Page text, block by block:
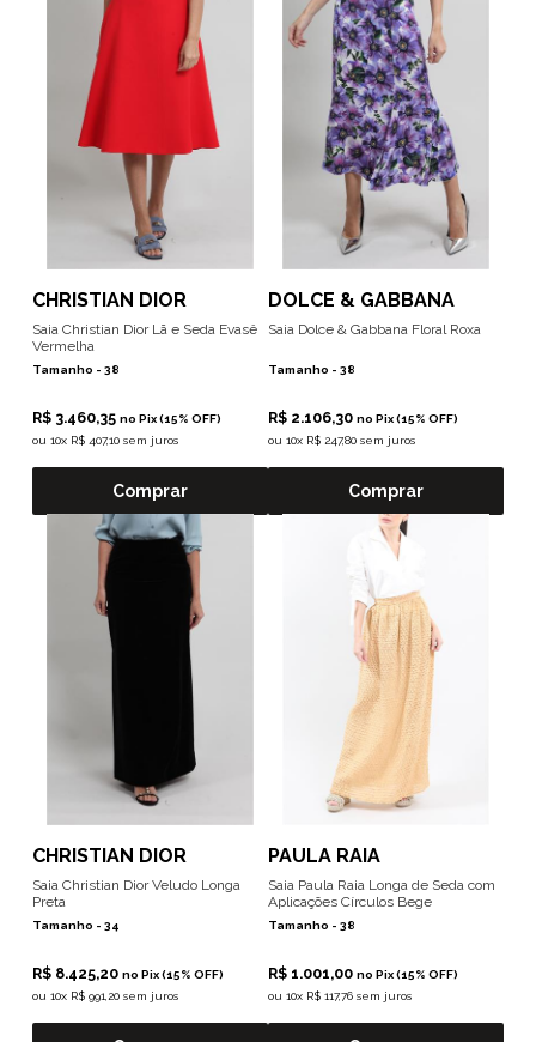
CHRISTIAN DIOR
Saia Christian Dior Lã e Seda Evasê
Vermelha
Tamanho - 38
R$ 3.460,35 no Pix (15% OFF)
ou 10x R$ 407,10 sem juros
Comprar
DOLCE & GABBANA
Saia Dolce & Gabbana Floral Roxa
Tamanho - 38
R$ 2.106,30 no Pix (15% OFF)
ou 10x R$ 247,80 sem juros
Comprar
CHRISTIAN DIOR
Saia Christian Dior Veludo Longa
Preta
Tamanho - 34
R$ 8.425,20 no Pix (15% OFF)
ou 10x R$ 991,20 sem juros
PAULA RAIA
Saia Paula Raia Longa de Seda com
Aplicações Círculos Bege
Tamanho - 38
R$ 1.001,00 no Pix (15% OFF)
ou 10x R$ 117,76 sem juros